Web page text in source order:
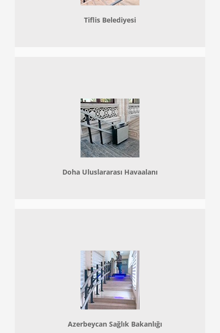
Tiflis Belediyesi
Doha Uluslararası Havaalanı
Azerbeycan Sağlık Bakanlığı